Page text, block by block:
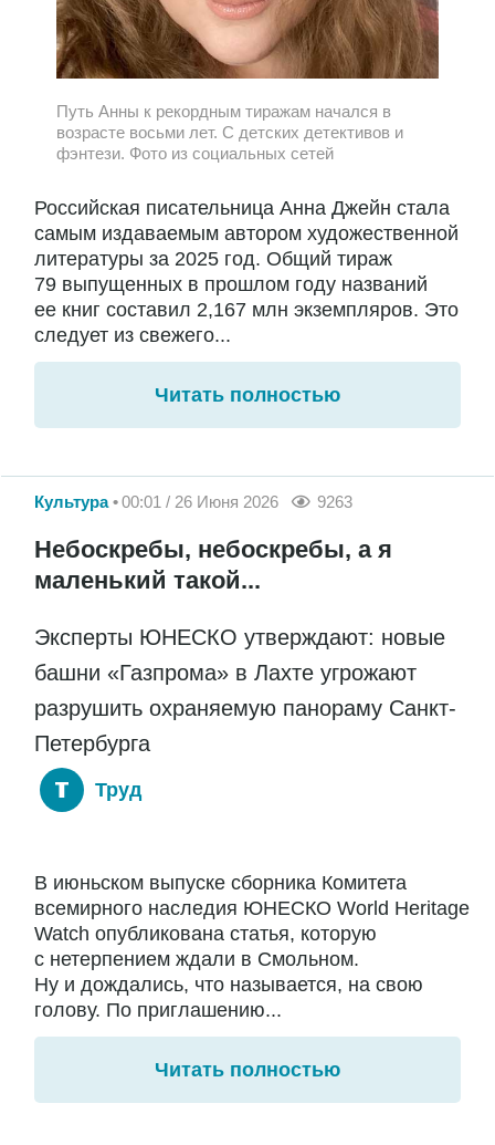
Путь Анны к рекордным тиражам начался в
возрасте восьми лет. С детских детективов и
фэнтези. Фото из социальных сетей
Российская писательница Анна Джейн стала
самым издаваемым автором художественной
литературы за 2025 год. Общий тираж
79 выпущенных в прошлом году названий
ее книг составил 2,167 млн экземпляров. Это
следует из свежего...
Читать полностью
Культура 00:01 / 26 Июня 2026 9263
Небоскребы, небоскребы, а я
маленький такой...
Эксперты ЮНЕСКО утверждают: новые
башни «Газпрома» в Лахте угрожают
разрушить охраняемую панораму Санкт-
Петербурга
Труд
В июньском выпуске сборника Комитета
всемирного наследия ЮНЕСКО World Heritage
Watch опубликована статья, которую
с нетерпением ждали в Смольном.
Ну и дождались, что называется, на свою
голову. По приглашению...
Читать полностью